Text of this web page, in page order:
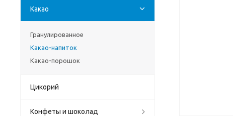
Какао
Гранулированное
Какао-напиток
Какао-порошок
Цикорий
Конфеты и шоколад